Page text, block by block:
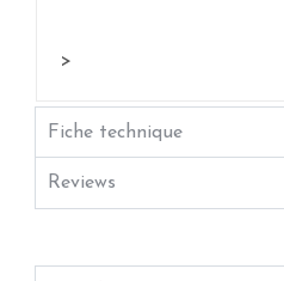
>
Fiche technique
Reviews